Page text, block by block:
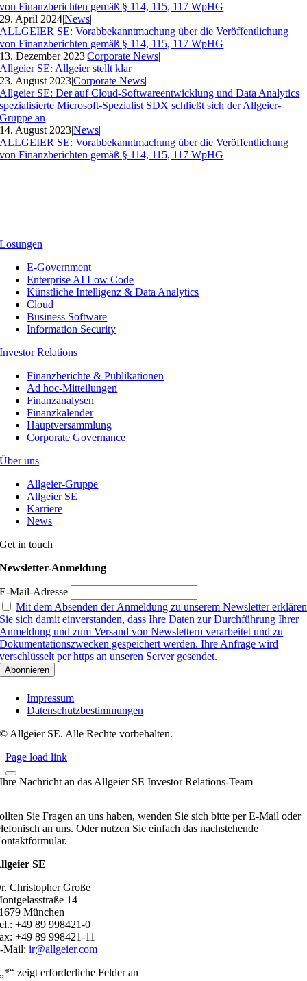
von Finanzberichten gemäß § 114, 115, 117 WpHG
29. April 2024|News|
ALLGEIER SE: Vorabbekanntmachung über die Veröffentlichung
von Finanzberichten gemäß § 114, 115, 117 WpHG
13. Dezember 2023|Corporate News|
Allgeier SE: Allgeier stellt klar
23. August 2023|Corporate News|
Allgeier SE: Der auf Cloud-Softwareentwicklung und Data Analytics
spezialisierte Microsoft-Spezialist SDX schließt sich der Allgeier-
Gruppe an
14. August 2023|News|
ALLGEIER SE: Vorabbekanntmachung über die Veröffentlichung
von Finanzberichten gemäß § 114, 115, 117 WpHG
Lösungen
E-Government
Enterprise AI Low Code
Künstliche Intelligenz & Data Analytics
Cloud
Business Software
Information Security
Investor Relations
Finanzberichte & Publikationen
Ad hoc-Mitteilungen
Finanzanalysen
Finanzkalender
Hauptversammlung
Corporate Governance
Über uns
Allgeier-Gruppe
Allgeier SE
Karriere
News
Get in touch
Newsletter-Anmeldung
E-Mail-Adresse
Mit dem Absenden der Anmeldung zu unserem Newsletter erklären
Sie sich damit einverstanden, dass Ihre Daten zur Durchführung Ihrer
Anmeldung und zum Versand von Newslettern verarbeitet und zu
Dokumentationszwecken gespeichert werden. Ihre Anfrage wird
verschlüsselt per https an unseren Server gesendet.
Impressum
Datenschutzbestimmungen
© Allgeier SE. Alle Rechte vorbehalten.
Page load link
Ihre Nachricht an das Allgeier SE Investor Relations-Team
Sie Fragen an uns haben, wenden Sie sich bitte per E-Mail oder
an uns. Oder nutzen Sie einfach das nachstehende
SE
Christopher Große
14
München
+49 89 998421-0
+49 89 998421-11
Mail:ir@allgeier.com
„*“ zeigt erforderliche Felder an